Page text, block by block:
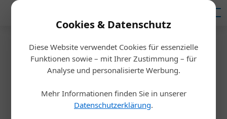
Cookies & Datenschutz
Diese Website verwendet Cookies für essenzielle
Funktionen sowie – mit Ihrer Zustimmung – für
Analyse und personalisierte Werbung.
Mehr Informationen finden Sie in unserer
Datenschutzerklärung.
Startseite/Inspiration
Gugler Insolvenz
Ist Purpose wertlos?
24.11.2023, 11:48 Uhr